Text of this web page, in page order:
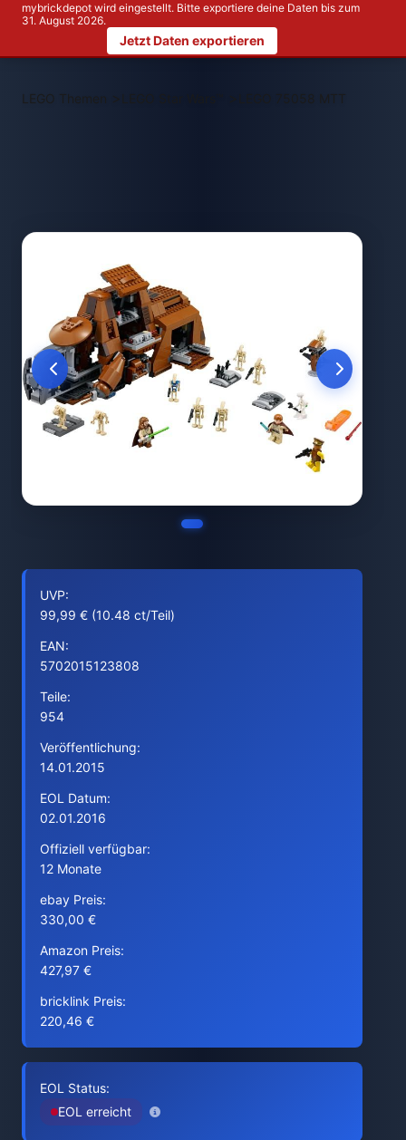
mybrickdepot wird eingestellt. Bitte exportiere deine Daten bis zum
31. August 2026.
Jetzt Daten exportieren
LEGO Themen > LEGO 75058 MTT
UVP:
99,99 € (10.48 ct/Teil)
EAN:
5702015123808
Teile:
954
Veröffentlichung:
14.01.2015
EOL Datum:
02.01.2016
Offiziell verfügbar:
12 Monate
ebay Preis:
330,00 €
Amazon Preis:
427,97 €
bricklink Preis:
220,46 €
EOL Status:
EOL erreicht